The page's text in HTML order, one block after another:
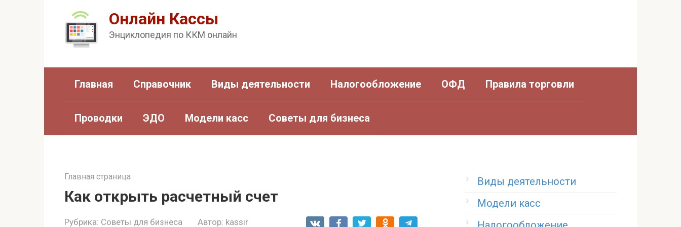
Онлайн Кассы
Энциклопедия по ККМ онлайн
Главная Справочник Виды деятельности Налогообложение ОФД Правила торговли
Проводки ЭДО Модели касс Советы для бизнеса
Главная страница
Как открыть расчетный счет
Рубрика: Советы для бизнеса Автор: kassir
Виды деятельности
Модели касс